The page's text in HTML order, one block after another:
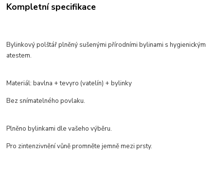
Kompletní specifikace
Bylinkový polštář plněný sušenými přírodními bylinami s hygienickým
atestem.
Materiál: bavlna + tevyro (vatelín) + bylinky
Bez snímatelného povlaku.
Plněno bylinkami dle vašeho výběru.
Pro zintenzivnění vůně promněte jemně mezi prsty.